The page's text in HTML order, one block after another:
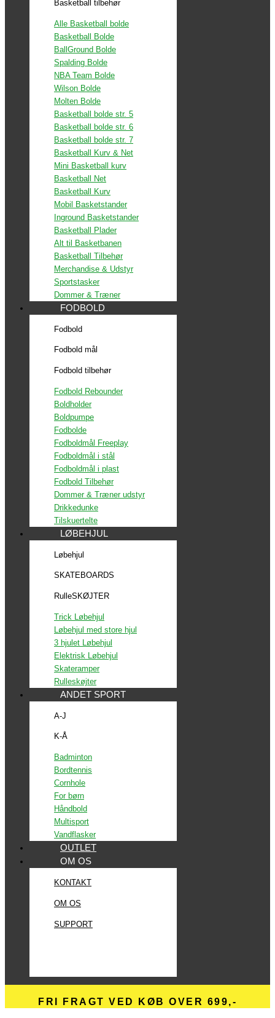
Basketball tilbehør
Alle Basketball bolde
Basketball Bolde
BallGround Bolde
Spalding Bolde
NBA Team Bolde
Wilson Bolde
Molten Bolde
Basketball bolde str. 5
Basketball bolde str. 6
Basketball bolde str. 7
Basketball Kurv & Net
Mini Basketball kurv
Basketball Net
Basketball Kurv
Mobil Basketstander
Inground Basketstander
Basketball Plader
Alt til Basketbanen
Basketball Tilbehør
Merchandise & Udstyr
Sportstasker
Dommer & Træner
FODBOLD
Fodbold
Fodbold mål
Fodbold tilbehør
Fodbold Rebounder
Boldholder
Boldpumpe
Fodbolde
Fodboldmål Freeplay
Fodboldmål i stål
Fodboldmål i plast
Fodbold Tilbehør
Dommer & Træner udstyr
Drikkedunke
Tilskuertelte
LØBEHJUL
Løbehjul
SKATEBOARDS
RulleSKØJTER
Trick Løbehjul
Løbehjul med store hjul
3 hjulet Løbehjul
Elektrisk Løbehjul
Skateramper
Rulleskøjter
ANDET SPORT
A-J
K-Å
Badminton
Bordtennis
Cornhole
For børn
Håndbold
Multisport
Vandflasker
OUTLET
OM OS
KONTAKT
OM OS
SUPPORT
FRI FRAGT VED KØB OVER 699,-